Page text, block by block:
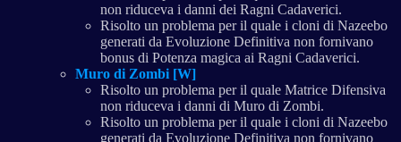
non riduceva i danni dei Ragni Cadaverici.
Risolto un problema per il quale i cloni di Nazeebo
generati da Evoluzione Definitiva non fornivano
bonus di Potenza magica ai Ragni Cadaverici.
Muro di Zombi [W]
Risolto un problema per il quale Matrice Difensiva
non riduceva i danni di Muro di Zombi.
Risolto un problema per il quale i cloni di Nazeebo
generati da Evoluzione Definitiva non fornivano